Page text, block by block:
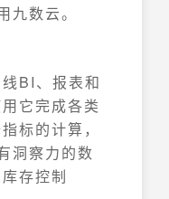
数云。
BI、报表和
它完成各类
标的计算，
洞察力的数
存控制